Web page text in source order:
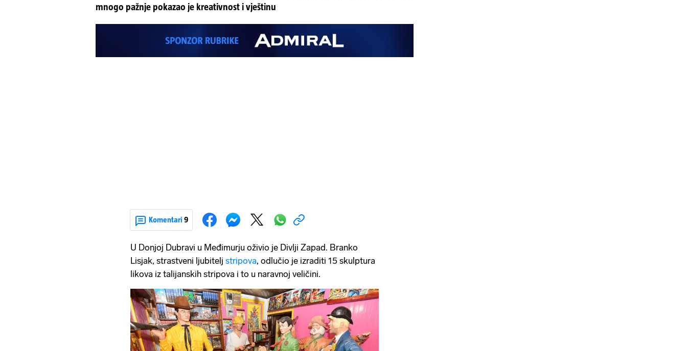
mnogo pažnje pokazao je kreativnost i vještinu
Komentari 9
U Donjoj Dubravi u Međimurju oživio je Divlji Zapad. Branko
Lisjak, strastveni ljubitelj stripova, odlučio je izraditi 15 skulptura
likova iz talijanskih stripova i to u naravnoj veličini.